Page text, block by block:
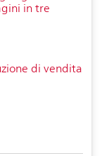
in tre
di vendita